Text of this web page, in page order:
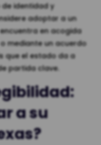
identidad y
adoptar a un
en acogida
mediante un acuerdo
que el estado da a
partida clave.
a su